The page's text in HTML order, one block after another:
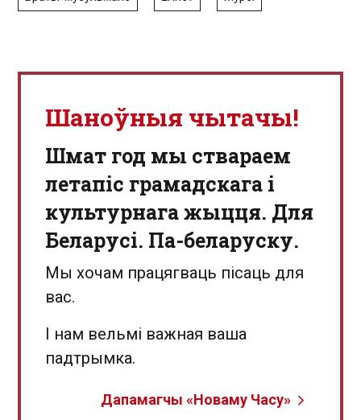
Шаноўныя чытачы!
Шмат год мы ствараем
летапіс грамадскага і
культурнага жыцця. Для
Беларусі. Па-беларуску.
Мы хочам працягваць пісаць для
вас.
І нам вельмі важная ваша
падтрымка.
Дапамагчы «Новаму Часу»